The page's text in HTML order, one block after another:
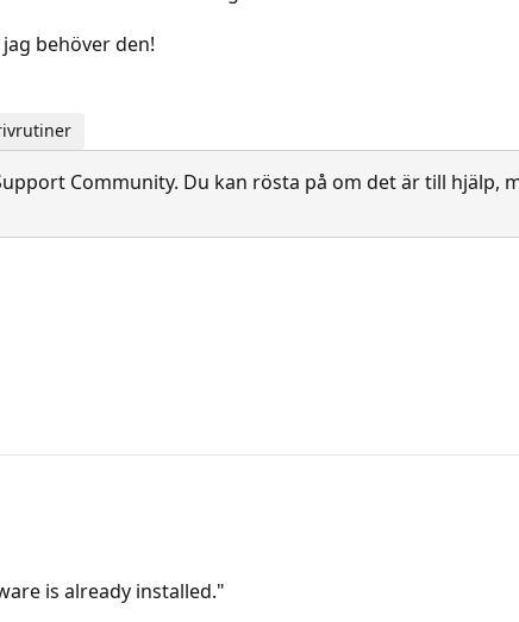
behöver den!
Community. Du kan rösta på om det är till hjälp,
is already installed."